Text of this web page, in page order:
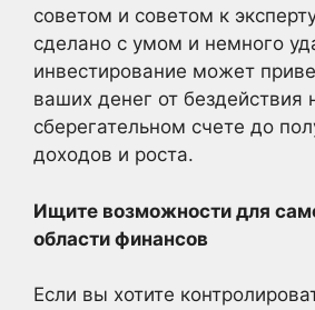
советом и советом к
сделано с умом и немного
инвестирование может
ваших денег от бездействия
сберегательном счете до
доходов и роста.
Ищите возможности для
области финансов
Если вы хотите